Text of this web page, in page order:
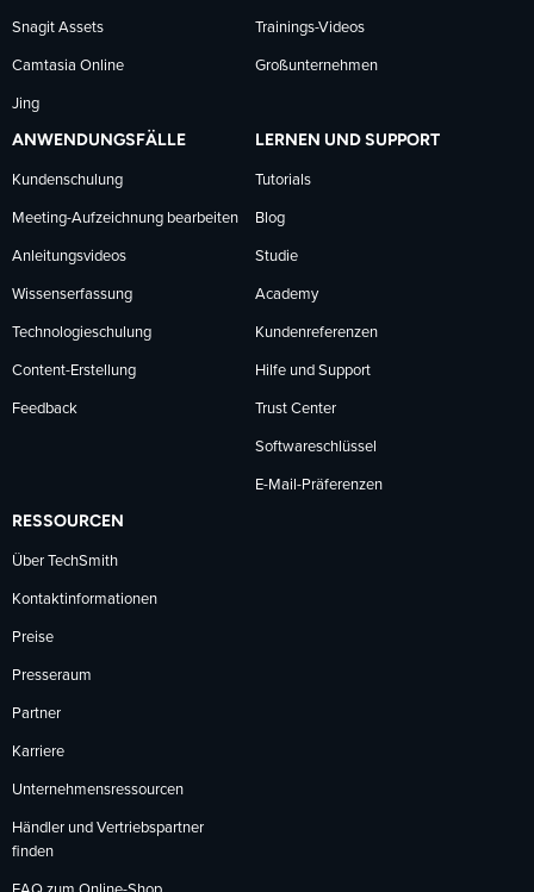
Snagit Assets
Camtasia Online
Jing
Trainings-Videos
Großunternehmen
ANWENDUNGSFÄLLE
Kundenschulung
Meeting-Aufzeichnung bearbeiten
Anleitungsvideos
Wissenserfassung
Technologieschulung
Content-Erstellung
Feedback
LERNEN UND SUPPORT
Tutorials
Blog
Studie
Academy
Kundenreferenzen
Hilfe und Support
Trust Center
Softwareschlüssel
E-Mail-Präferenzen
RESSOURCEN
Über TechSmith
Kontaktinformationen
Preise
Presseraum
Partner
Karriere
Unternehmensressourcen
Händler und Vertriebspartner
finden